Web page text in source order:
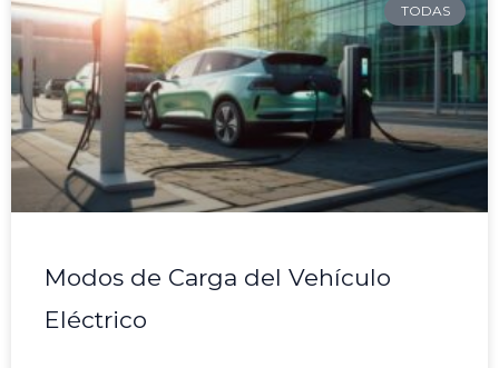
TODAS
Modos de Carga del Vehículo
Eléctrico